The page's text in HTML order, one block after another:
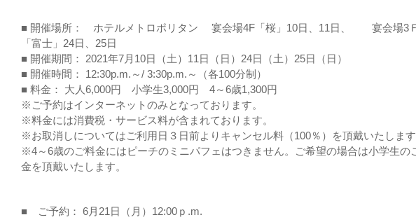
■ 開催場所： ホテルメトロポリタン 宴会場4F「桜」10日、11日、 宴会場3
「富士」24日、25日
■ 開催期間： 2021年7月10日（土）11日（日）24日（土）25日（日）
■ 開催時間： 12:30p.m.～/ 3:30p.m.～（各100分制）
■ 料金： 大人6,000円 小学生3,000円 4～6歳1,300円
※ご予約はインターネットのみとなっております。
※料金には消費税・サービス料が含まれております。
※お取消しについてはご利用日３日前よりキャンセル料（100％）を頂戴いたしま
※4～6歳のご料金にはピーチのミニパフェはつきません。ご希望の場合は小学生の
金を頂戴いたします。
■ ご予約： 6月21日（月）12:00ｐ.m.